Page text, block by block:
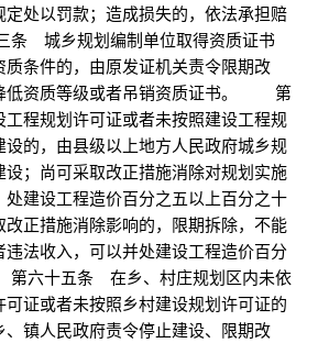
处以罚款；造成损失的，依法承担赔
城乡规划编制单位取得资质证书
条件的，由原发证机关责令限期改
低资质等级或者吊销资质证书。 第
程规划许可证或者未按照建设工程规
的，由县级以上地方人民政府城乡规
；尚可采取改正措施消除对规划实施
建设工程造价百分之五以上百分之十
正措施消除影响的，限期拆除，不能
法收入，可以并处建设工程造价百分
六十五条 在乡、村庄规划区内未依
证或者未按照乡村建设规划许可证的
镇人民政府责令停止建设、限期改